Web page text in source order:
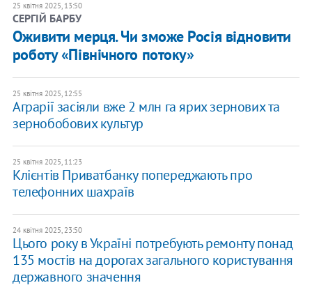
25 квітня 2025, 13:50
СЕРГІЙ БАРБУ
Оживити мерця. Чи зможе Росія відновити
роботу «Північного потоку»
25 квітня 2025, 12:55
Аграрії засіяли вже 2 млн га ярих зернових та
зернобобових культур
25 квітня 2025, 11:23
Клієнтів Приватбанку попереджають про
телефонних шахраїв
24 квітня 2025, 23:50
Цього року в Україні потребують ремонту понад
135 мостів на дорогах загального користування
державного значення